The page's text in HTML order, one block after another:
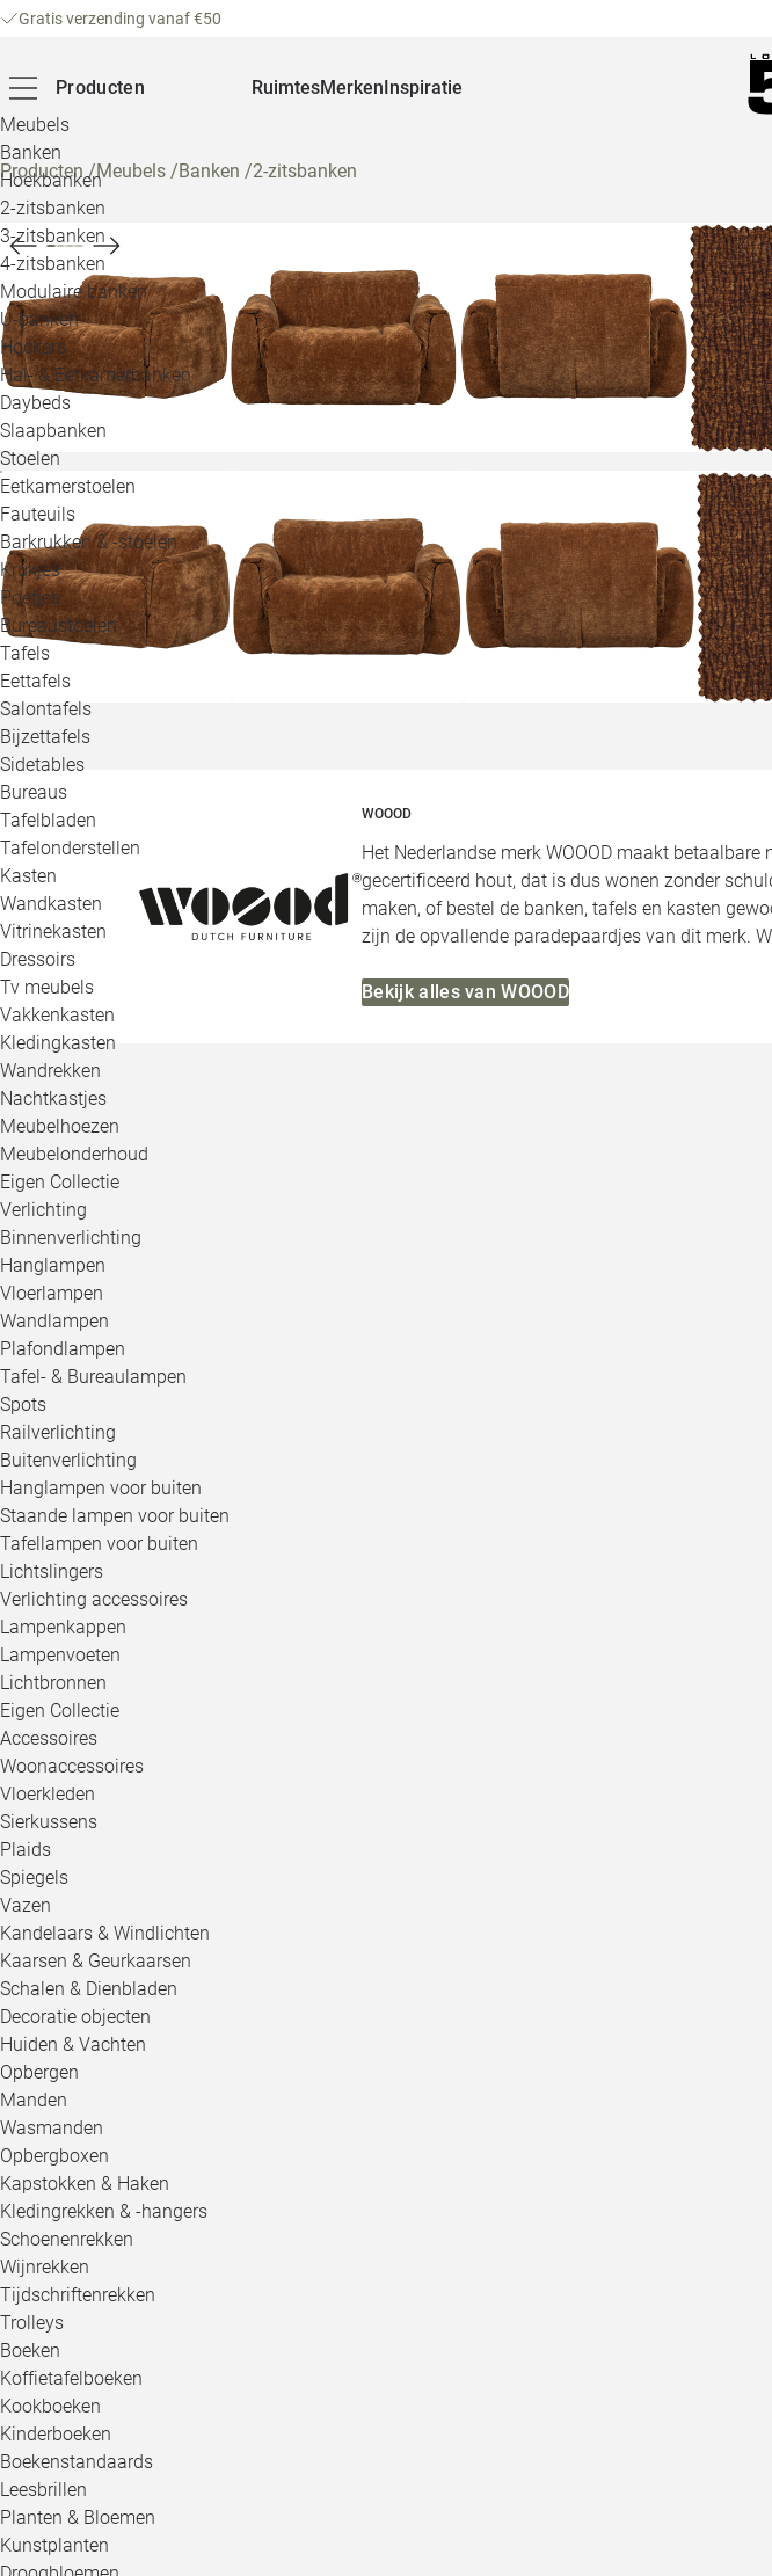
Gratis verzending vanaf €50
Producten
Meubels
Banken
Hoekbanken
2-zitsbanken
3-zitsbanken
4-zitsbanken
Modulaire banken
U-banken
Hockers
Hal- & Eetkamerbanken
Daybeds
Slaapbanken
Stoelen
Eetkamerstoelen
Fauteuils
Barkrukken & -stoelen
Krukjes
Poefjes
Bureaustoelen
Tafels
Eettafels
Salontafels
Bijzettafels
Sidetables
Bureaus
Tafelbladen
Tafelonderstellen
Kasten
Wandkasten
Vitrinekasten
Dressoirs
Tv meubels
Vakkenkasten
Kledingkasten
Wandrekken
Nachtkastjes
Meubelhoezen
Meubelonderhoud
Eigen Collectie
Verlichting
Binnenverlichting
Hanglampen
Vloerlampen
Wandlampen
Plafondlampen
Tafel- & Bureaulampen
Spots
Railverlichting
Buitenverlichting
Hanglampen voor buiten
Staande lampen voor buiten
Tafellampen voor buiten
Lichtslingers
Verlichting accessoires
Lampenkappen
Lampenvoeten
Lichtbronnen
Eigen Collectie
Accessoires
Woonaccessoires
Vloerkleden
Sierkussens
Plaids
Spiegels
Vazen
Kandelaars & Windlichten
Kaarsen & Geurkaarsen
Schalen & Dienbladen
Decoratie objecten
Huiden & Vachten
Opbergen
Manden
Wasmanden
Opbergboxen
Kapstokken & Haken
Kledingrekken & -hangers
Schoenenrekken
Wijnrekken
Tijdschriftenrekken
Trolleys
Boeken
Koffietafelboeken
Kookboeken
Kinderboeken
Boekenstandaards
Leesbrillen
Planten & Bloemen
Kunstplanten
RuimtesMerkenInspiratie
Producten/Meubels /Banken /2-zitsbanken
WOOOD
Het Nederlandse merk WOOOD maakt
gecertificeerd hout, dat is dus wonen zonder
maken, of bestel de banken, tafels en kasten
zijn de opvallende paradepaardjes van dit merk.
Bekijk alles van WOOOD